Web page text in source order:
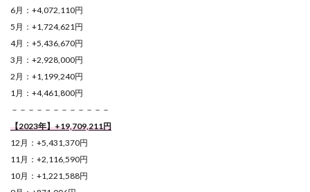
6月：+4,072,110円
5月：+1,724,621円
4月：+5,436,670円
3月：+2,928,000円
2月：+1,199,240円
1月：+4,461,800円
－－－－－－－－－－－－
【2023年】+19,709,211円
12月：+5,431,370円
11月：+2,116,590円
10月：+1,221,588円